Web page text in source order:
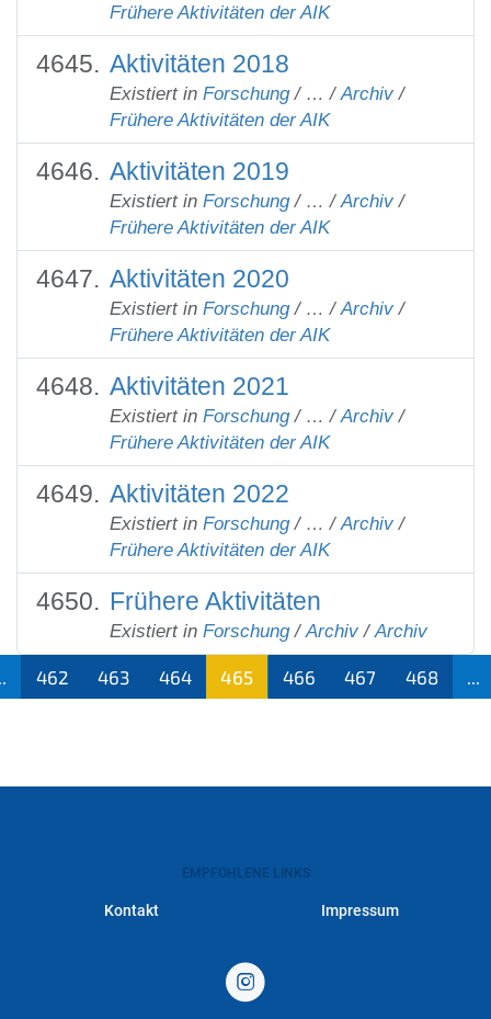
Frühere Aktivitäten der AIK
Aktivitäten 2018
Existiert in Forschung / …/ Archiv /
Frühere Aktivitäten der AIK
Aktivitäten 2019
Existiert in Forschung / …/ Archiv /
Frühere Aktivitäten der AIK
Aktivitäten 2020
Existiert in Forschung / …/ Archiv /
Frühere Aktivitäten der AIK
Aktivitäten 2021
Existiert in Forschung / …/ Archiv /
Frühere Aktivitäten der AIK
Aktivitäten 2022
Existiert in Forschung / …/ Archiv /
Frühere Aktivitäten der AIK
Frühere Aktivitäten
Existiert in Forschung / Archiv / Archiv
462 463 464
465
466 467 468
EMPFOHLENE LINKS
Kontakt Impressum